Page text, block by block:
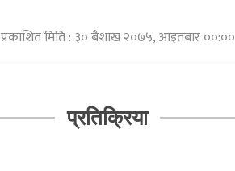
प्रकाशित मिति : ३० बैशाख २०७५, आइतबार ००:००
प्रतिक्रिया